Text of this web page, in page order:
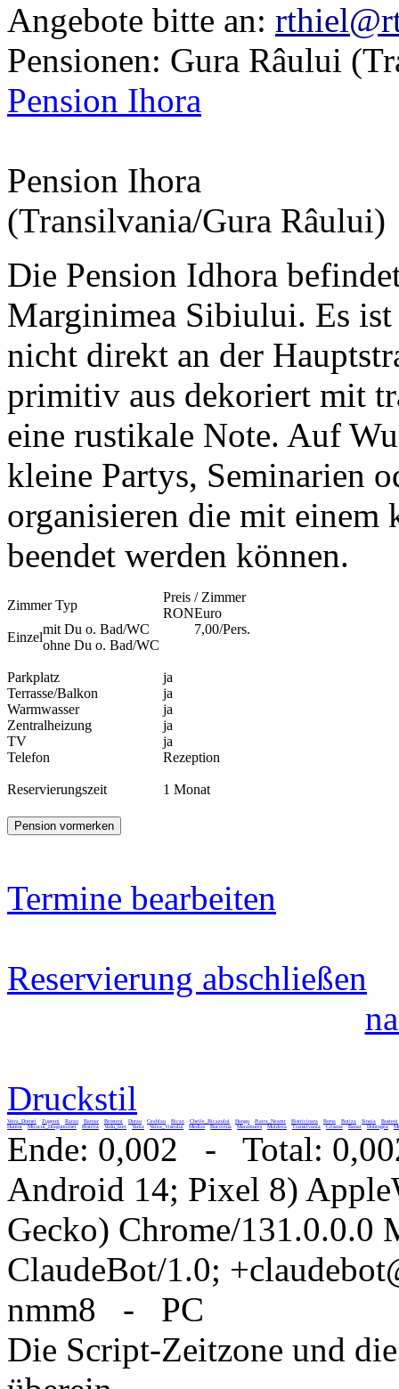
Angebote bitte an:
Pensionen: Gura Râului
Pension Ihora
Pension Ihora
(Transilvania/Gura Râului)
Die Pension Idhora
Marginimea Sibiului. Es ist
nicht direkt an der
primitiv aus dekoriert mit
eine rustikale Note. Auf
kleine Partys, Seminarien
organisieren die mit
beendet werden können.
Zimmer Typ
Preis / Zimmer
RONEuro
Einzel
mit Du o. Bad/WC
7,00/Pers.
ohne Du o. Bad/WC
Parkplatz
ja
Terrasse/Balkon
ja
Warmwasser
ja
Zentralheizung
ja
TV
ja
Telefon
Rezeption
Reservierungszeit 1 Monat
Termine bearbeiten
Reservierung abschließen
Druckstil
Vatra_Dornei Zugreni Rarau Barnar Brosteni Durau Ceahlau Bicaz Cheile_Bicazului Hangu Piatra_Neamt Bistricioara Borsa Botiza Sinaia
Busteni
Humor
Mitocul_Dragomirnei Bistrita Vadu_Izei Vama Valea_Viseului Medias Bucovina Maramures Moldova Transilvania Crisana Banat Dobrogea
Ende: 0,002 - Total:
Android 14; Pixel 8)
Gecko) Chrome/131.0.0.0
ClaudeBot/1.0;
nmm8 - PC
Die Script-Zeitzone und